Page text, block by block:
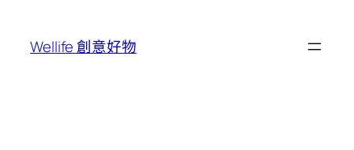
Wellife 創意好物